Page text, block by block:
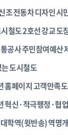
조 전동차 디자인 시
철도 2호선 강교 도
공사 주민참여예산
도시철도
홈페이지 고객만족
혁신·적극행정·협
학역(윗반송) 역명